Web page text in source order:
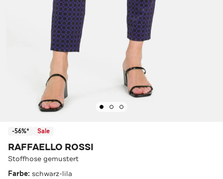
-56%* Sale
RAFFAELLO ROSSI
Stoffhose gemustert
Farbe: schwarz-lila